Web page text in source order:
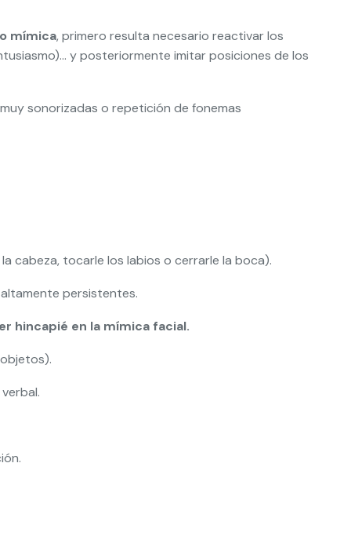
mímica, primero resulta necesario reactivar los
y posteriormente imitar posiciones de los
sonorizadas o repetición de fonemas
cabeza, tocarle los labios o cerrarle la boca).
persistentes.
hincapié en la mímica facial.